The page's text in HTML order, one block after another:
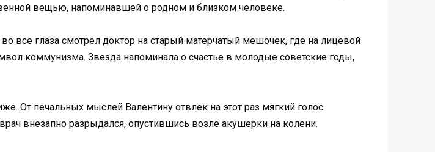
вещью, напоминавшей о родном и близком человеке.
все глаза смотрел доктор на старый матерчатый мешочек, где на лицевой
коммунизма. Звезда напоминала о счастье в молодые советские годы,
От печальных мыслей Валентину отвлек на этот раз мягкий голос
внезапно разрыдался, опустившись возле акушерки на колени.